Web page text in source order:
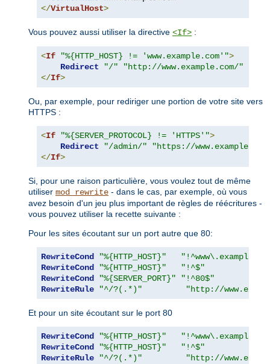
</VirtualHost>
Vous pouvez aussi utiliser la directive <If> :
<If "%{HTTP_HOST} != 'www.example.com'">
Redirect
"/"
"http://www.example.com/"
</If>
Ou, par exemple, pour rediriger une portion de votre site vers
HTTPS :
<If "%{SERVER_PROTOCOL} != 'HTTPS'">
Redirect
"/admin/"
"https://
</If>
Si, pour une raison particulière, vous voulez tout de même
utiliser mod_rewrite - dans le cas, par exemple, où vous
avez besoin d'un jeu plus important de règles de réécritures -
vous pouvez utiliser la recette suivante :
Pour les sites écoutant sur un port autre que 80:
RewriteCond "%{HTTP_HOST}"
RewriteCond
"%{HTTP_HOST}"
"!^$"
RewriteCond
"%{SERVER_PORT}"
"!^80$"
RewriteRule
"^/?(.*)" "http://
Et pour un site écoutant sur le port 80
RewriteCond "%{HTTP_HOST}"
RewriteCond
"%{HTTP_HOST}"
"!^$"
RewriteRule
"^/?(.*)" "http://